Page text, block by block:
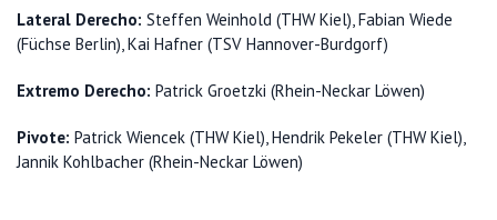
Lateral Derecho: Steffen Weinhold (THW Kiel), Fabian Wiede
(Füchse Berlin), Kai Hafner (TSV Hannover-Burdgorf)
Extremo Derecho: Patrick Groetzki (Rhein-Neckar Löwen)
Pivote: Patrick Wiencek (THW Kiel), Hendrik Pekeler (THW Kiel),
Jannik Kohlbacher (Rhein-Neckar Löwen)